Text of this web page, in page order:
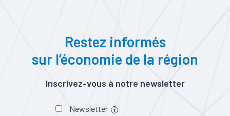
Restez informés
sur l’économie de la région
Inscrivez-vous à notre newsletter
Newsletter